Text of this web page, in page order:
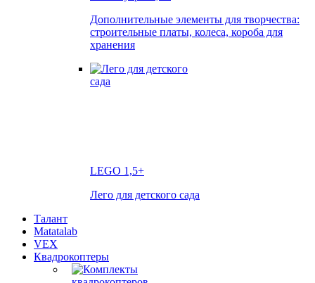
Дополнительные элементы для творчества:
строительные платы, колеса, короба для
хранения
LEGO 1,5+
Лего для детского сада
Талант
Matatalab
VEX
Квадрокоптеры